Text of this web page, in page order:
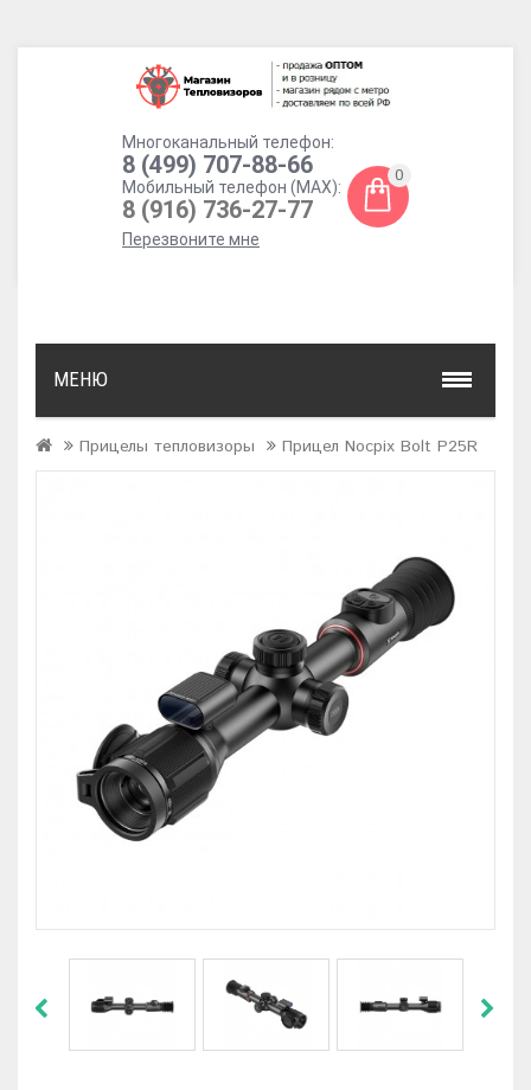
Многоканальный телефон:
8 (499) 707-88-66
Мобильный телефон (MAX):
8 (916) 736-27-77
Перезвоните мне
0
МЕНЮ
Прицелы тепловизоры Прицел Nocpix Bolt P25R